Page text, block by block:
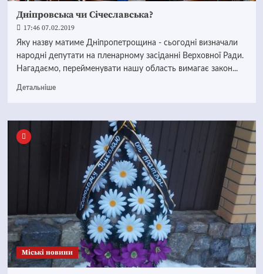
Дніпровська чи Січеславська?
17:46 07.02.2019
Яку назву матиме Дніпропетрощина - сьогодні визначали
народні депутати на пленарному засіданні Верховної Ради.
Нагадаємо, перейменувати нашу область вимагає закон...
Детальніше
Mіські новини